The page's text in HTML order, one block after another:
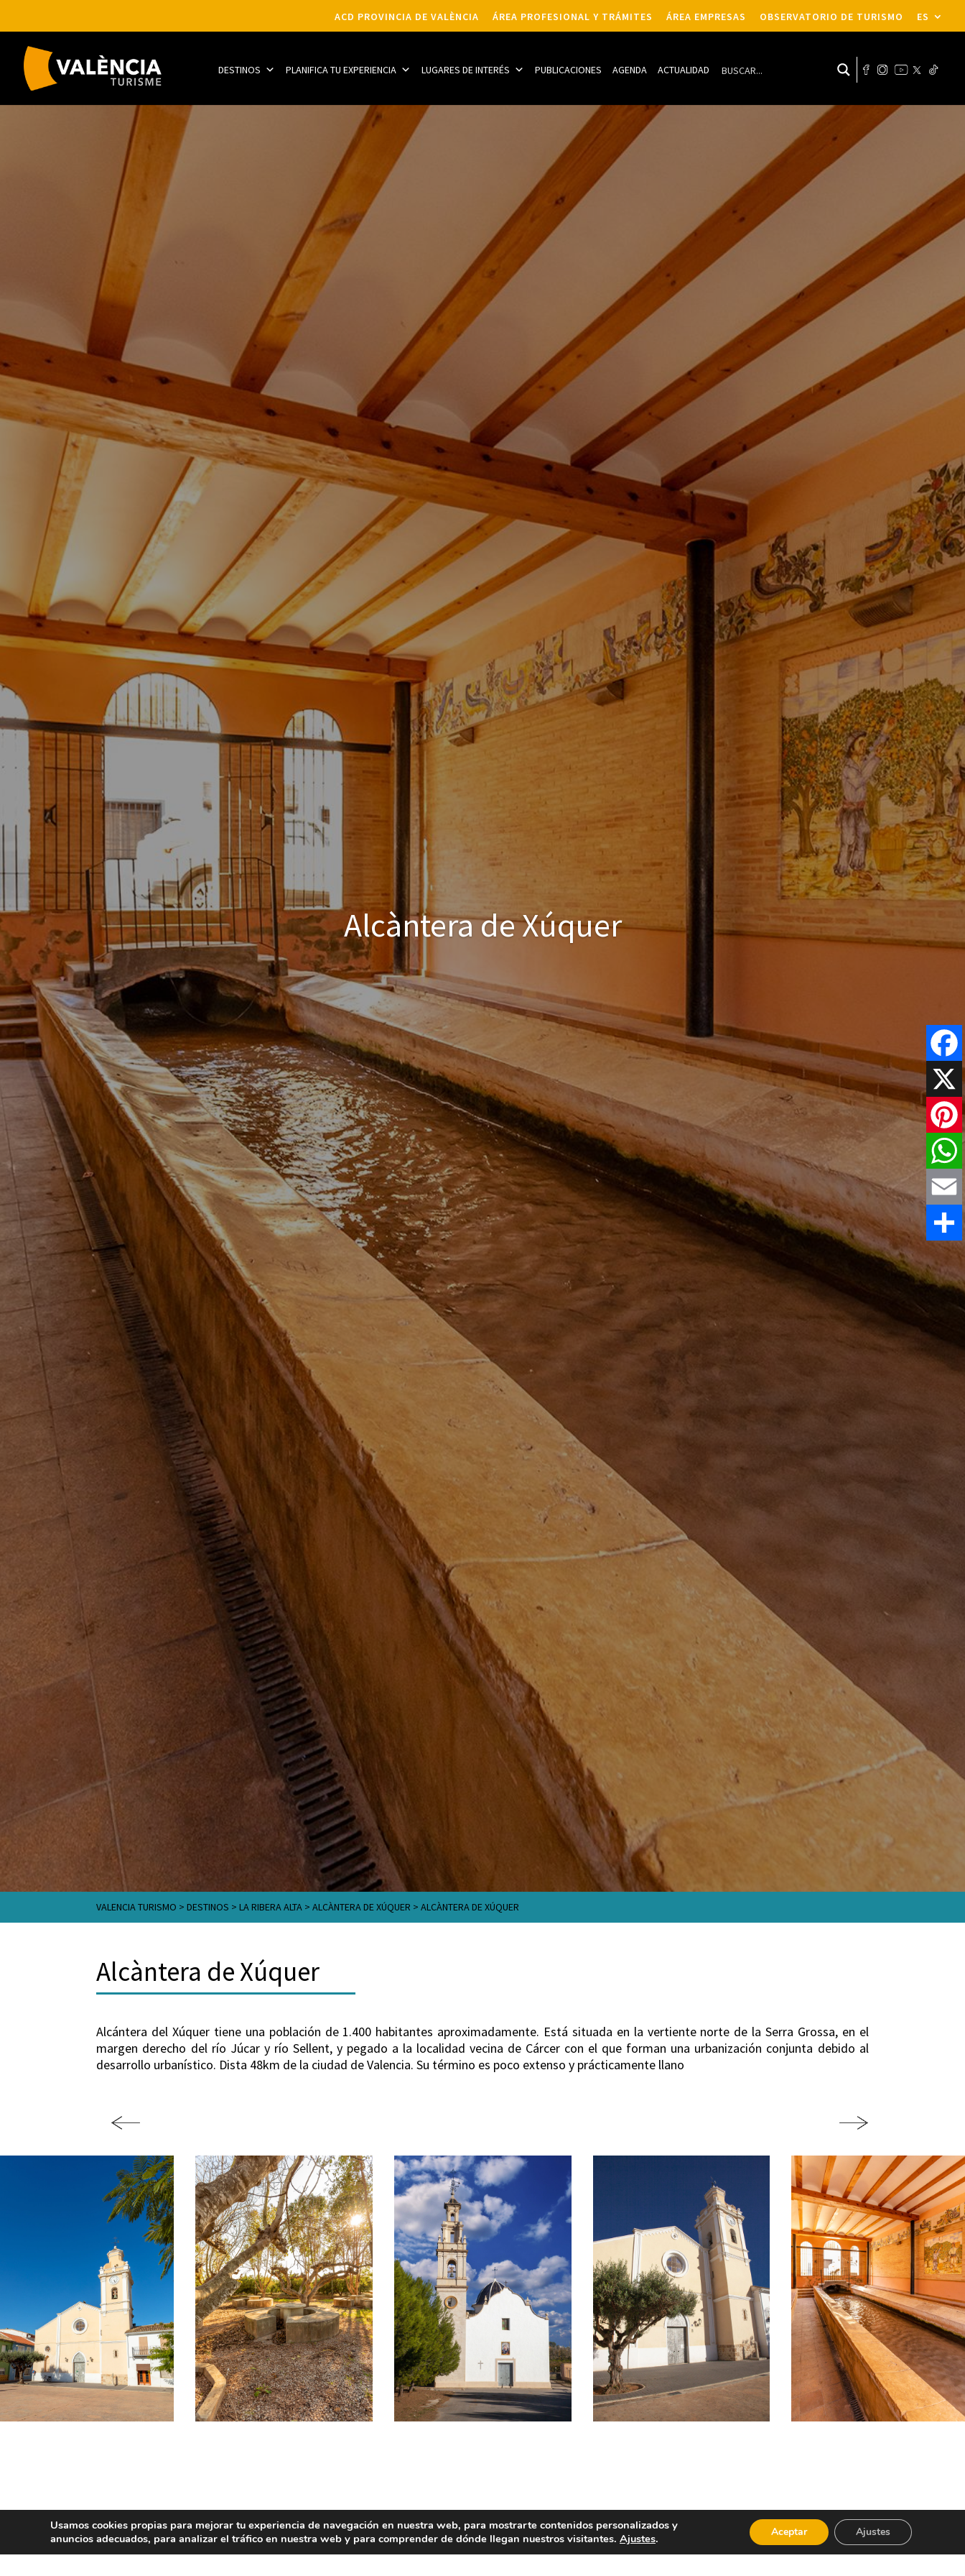
ACD PROVINCIA DE VALÈNCIA ÁREA PROFESIONAL Y TRÁMITES ÁREA EMPRESAS OBSERVATORIO DE TURISMO ES
DESTINOS PLANIFICA TU EXPERIENCIA LUGARES DE INTERÉS PUBLICACIONES AGENDA ACTUALIDAD
Alcàntera de Xúquer
VALENCIA TURISMO >DESTINOS >LA RIBERA ALTA >ALCÀNTERA DE XÚQUER >ALCÀNTERA DE XÚQUER
Alcàntera de Xúquer
Alcántera del Xúquer tiene una población de 1.400 habitantes aproximadamente. Está situada en la vertiente norte de la Serra Grossa, en el
margen derecho del río Júcar y río Sellent, y pegado a la localidad vecina de Cárcer con el que forman una urbanización conjunta debido al
desarrollo urbanístico. Dista 48km de la ciudad de Valencia. Su término es poco extenso y prácticamente llano
Gastronomía:
La cocina local tiene fama especialmente por sus arroces, como el «arròs amb fesols i naps» arroz caldoso, así como el dulce conocido como
«arnadí», elaborado con calabaza.
X
Email
Usamos cookies propias para mejorar tu experiencia de navegación en nuestra web, para mostrarte contenidos personalizados y
anuncios adecuados, para analizar el tráfico en nuestra web y para comprender de dónde llegan nuestros visitantes. Ajustes. Aceptar Ajustes